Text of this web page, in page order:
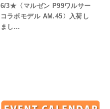
6/3★〈マルゼン P99ワルサー
コラボモデル AM.45〉入荷し
まし…